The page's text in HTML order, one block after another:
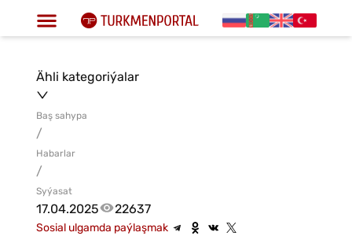
Ähli kategoriýalar
Baş sahypa
/
Habarlar
/
Syýasat
17.04.2025 22637
Sosial ulgamda paýlaşmak